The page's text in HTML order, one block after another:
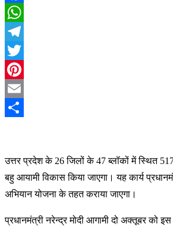
Facebook
WhatsApp
Telegram
Twitter
Pinterest
Email
उत्तर प्रदेश के 26 जिलों के 47 ब्लॉकों में स्थित
बहु आयामी विकास किया जाएगा। यह कार्य
अभियान योजना के तहत कराया जाएगा।
प्रधानमंत्री नरेन्द्र मोदी आगामी दो अक्तूबर को